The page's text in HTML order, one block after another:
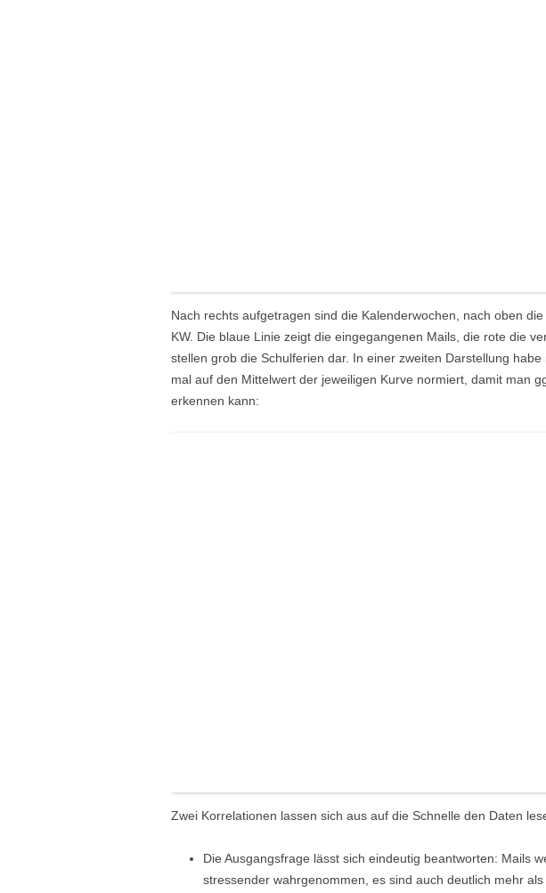
Nach rechts aufgetragen sind die Kalenderwochen, nach oben
KW. Die blaue Linie zeigt die eingegangenen Mails, die rote die
stellen grob die Schulferien dar. In einer zweiten Darstellung
mal auf den Mittelwert der jeweiligen Kurve normiert, damit man
erkennen kann:
Zwei Korrelationen lassen sich aus auf die Schnelle den Daten
Die Ausgangsfrage lässt sich eindeutig beantworten: Mails
stressender wahrgenommen, es sind auch deutlich mehr